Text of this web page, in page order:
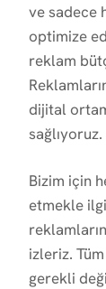
ve sadece
optimize
reklam
dijital
sağlıyoruz.
Bizim için
etmekle
izleriz.
gerekli